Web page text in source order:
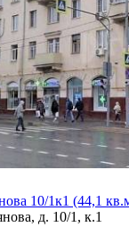
10/1к1 (44,1
д. 10/1, к.1